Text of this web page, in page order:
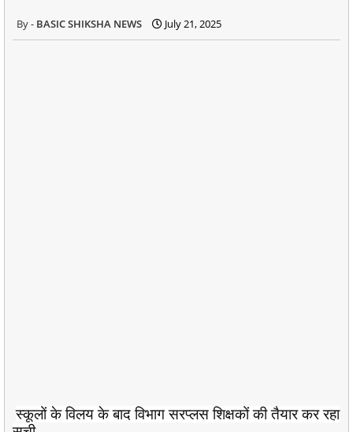
BASIC SHIKSHA NEWS July 21, 2025
स्कूलों के विलय के बाद विभाग सरप्लस शिक्षकों की तैयार कर रहा